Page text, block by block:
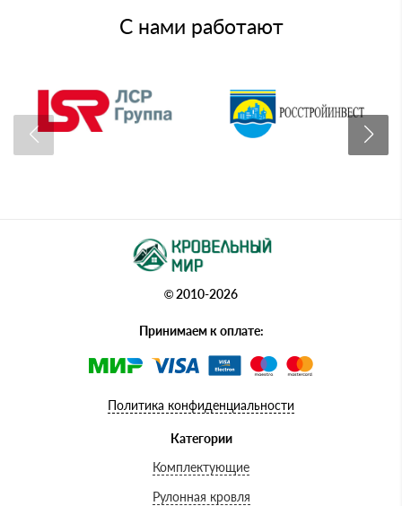
С нами работают
© 2010-2026
Принимаем к оплате:
Политика конфиденциальности
Категории
Комплектующие
Рулонная кровля